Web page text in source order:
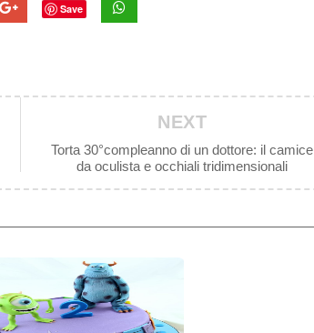
Save
NEXT
Torta 30°compleanno di un dottore: il camice
da oculista e occhiali tridimensionali